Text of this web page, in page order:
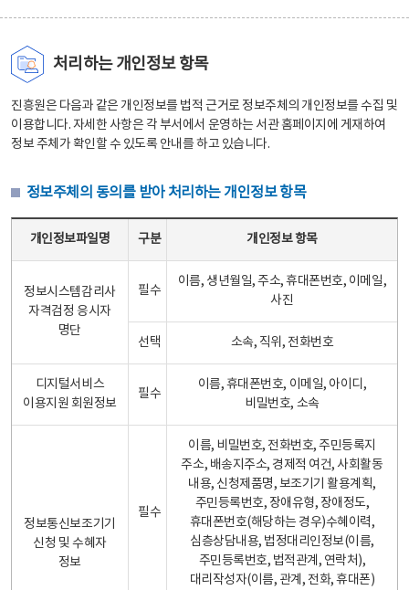
처리하는 개인정보 항목
진흥원은 다음과 같은 개인정보를 법적 근거로 정보주체의 개인정보를 수집 및
이용합니다. 자세한 사항은 각 부서에서 운영하는 서관 홈페이지에 게재하여
정보 주체가 확인할 수 있도록 안내를 하고 있습니다.
정보주체의 동의를 받아 처리하는 개인정보 항목
개인정보파일명 구분 개인정보 항목
정보시스템감리사
자격검정 응시자
명단
필수
이름, 생년월일, 주소, 휴대폰번호, 이메일,
사진
선택 소속, 직위, 전화번호
디지털서비스
이용지원 회원정보
필수
이름, 휴대폰번호, 이메일, 아이디,
비밀번호, 소속
정보통신보조기기
신청 및 수혜자
정보
필수
이름, 비밀번호, 전화번호, 주민등록지
주소, 배송지주소, 경제적 여건, 사회활동
내용, 신청제품명, 보조기기 활용계획,
주민등록번호, 장애유형, 장애정도,
휴대폰번호(해당하는 경우)수혜이력,
심층상담내용, 법정대리인정보(이름,
주민등록번호, 법적관계, 연락처),
대리작성자(이름, 관계, 전화, 휴대폰)